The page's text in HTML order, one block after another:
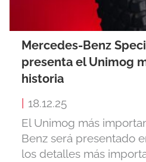
Mercedes-Benz
presenta el Unimog
historia
18.12.25
El Unimog más
Benz será presentado
los detalles más